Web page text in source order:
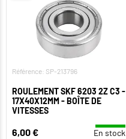
Référence: SP-213796
ROULEMENT SKF 6203 2Z C3 -
17X40X12MM - BOÎTE DE
VITESSES
6,00 € En stock